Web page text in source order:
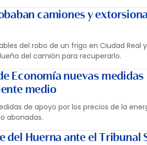
camiones y
del robo de un frigo en Ciudad Real
del camión para recuperarlo.
Economía nuevas medidas
medio
de apoyo por los precios de la
abonadas.
del Huerna ante el Tribunal